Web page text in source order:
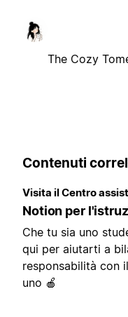
The Cozy
Contenuti
Visita il Centro
Notion per
Che tu sia uno
qui per aiutarti a
responsabilità con
uno 🍎